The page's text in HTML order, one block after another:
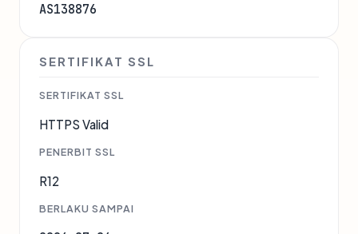
AS138876
SERTIFIKAT SSL
SERTIFIKAT SSL
HTTPS Valid
PENERBIT SSL
R12
BERLAKU SAMPAI